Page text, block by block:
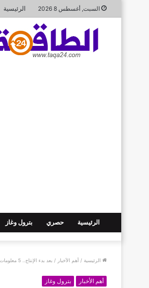
السبت, أغسطس 8 2026 الرئيسية
الرئيسية حصري بترول وغاز
الرئيسية / أهم الأخبار / بعد بدء الإنتاج.. 5 معلومات عن حقل غاز القطامية في شمال دمياط البحري
أهم الأخبار بترول وغاز